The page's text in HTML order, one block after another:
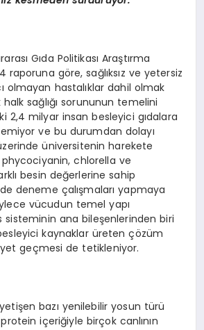
Gıda Politikası Araştırma
raporuna göre, sağlıksız ve yetersiz
olmayan hastalıklar dahil olmak
sağlığı sorununun temelini
2,4 milyar insan besleyici gıdalara
ve bu durumdan dolayı
üniversitenin harekete
chlorella ve
besin değerlerine sahip
deneme çalışmaları yapmaya
vücudun temel yapı
sisteminin ana bileşenlerinden biri
kaynaklar üreten çözüm
geçmesi de tetikleniyor.
bazı yenilebilir yosun türü
içeriğiyle birçok canlının